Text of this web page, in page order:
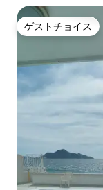
ゲストチョイス
ゲストチョイス